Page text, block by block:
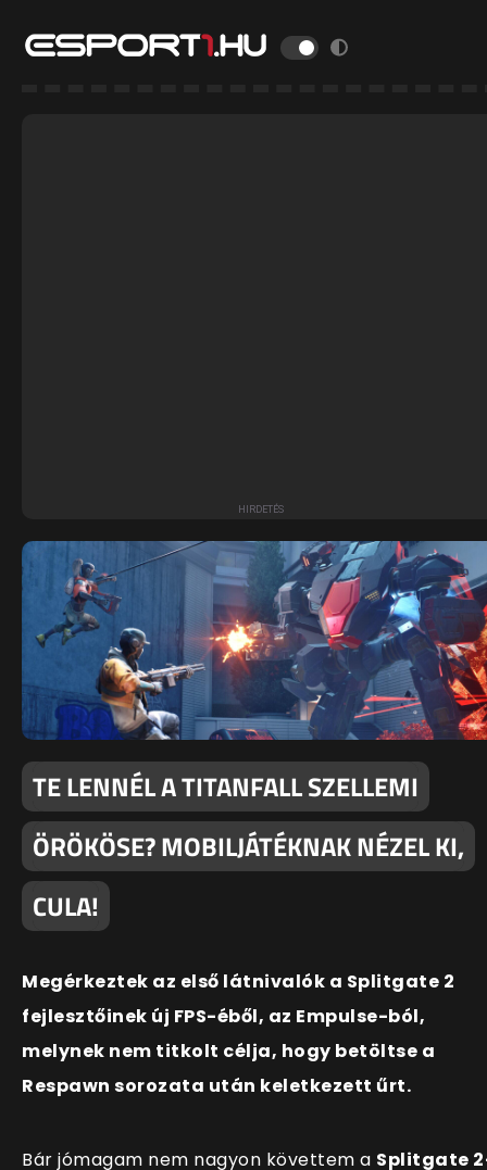
TE LENNÉL A TITANFALL SZELLEMI
ÖRÖKÖSE? MOBILJÁTÉKNAK NÉZEL KI,
CULA!
Megérkeztek az első látnivalók a Splitgate 2
fejlesztőinek új FPS-éből, az Empulse-ból,
melynek nem titkolt célja, hogy betöltse a
Respawn sorozata után keletkezett űrt.
Bár jómagam nem nagyon követtem a Splitgate